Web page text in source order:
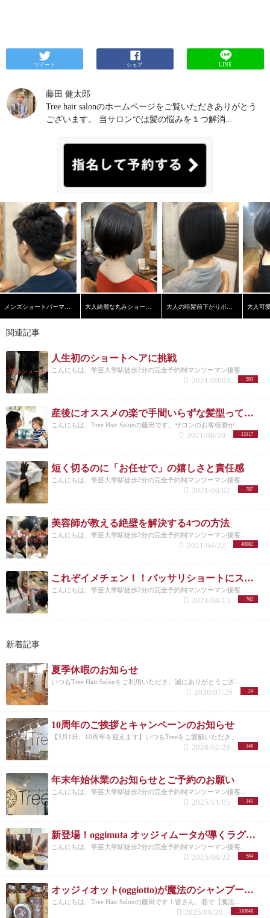
ツイート シェア LINE
藤田 健太郎
Tree hair salonのホームページをご覧いただきありがとう
ございます。 当サロンでは髪の悩みを１つ解消...
大人の暗髪前下がりボブ【学芸大学】【髪質改善】
関連記事
人生初のショートヘアに挑戦
こんにちは、学芸大学駅徒歩2分の完全予約制マンツーマン接客...
593
2021/09/03
産後にオススメの楽で手間いらずな髪型って？？
こんにちは、Tree Hair Salonの藤田です。サロンのお客様層が...
13117
2021/08/20
短く切るのに「お任せで」の嬉しさと責任感
こんにちは、学芸大学駅徒歩2分の完全予約制マンツーマン接客...
787
2021/06/02
美容師が教える絶壁を解決する4つの方法
こんにちは、学芸大学駅徒歩2分の完全予約制マンツーマン接客...
40982
2021/04/22
これぞイメチェン！！バッサリショートにスタイルチェンジ！
こんにちは、学芸大学駅徒歩2分の完全予約制マンツーマン接客...
762
2021/04/15
新着記事
夏季休暇のお知らせ
いつもTree Hair Salonをご利用いただき、誠にありがとうござ...
24
2026/07/29
10周年のご挨拶とキャンペーンのお知らせ
【3月1日、10周年を迎えます】いつもTreeをご愛顧いただき、...
146
2026/02/28
年末年始休業のお知らせとご予約のお願い
こんにちは、学芸大学駅徒歩2分の完全予約制マンツーマン接客...
141
2025/11/05
新登場！oggimuta オッジィムータが導くラグジュアリーな髪の未来
こんにちは、学芸大学駅徒歩2分の完全予約制マンツーマン接客...
584
2025/08/22
オッジィオット(oggiotto)が魔法のシャンプーと呼ばれる理由！取扱店だからこそ分かる髪質改善力
こんにちは、Tree Hair Salonの藤田です！皆さん、巷で【魔法...
310848
2025/08/20